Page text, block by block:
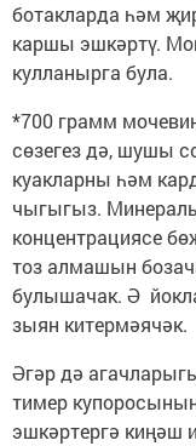
ботакларда һәм
каршы эшкәртү.
кулланырга була.
*700 грамм
сөзегез дә, шушы
куакларны һәм
чыгыгыз.
концентрациясе
тоз алмашын
булышачак. Ә
зыян китермәячәк.
Әгәр дә
тимер
эшкәртергә киңәш